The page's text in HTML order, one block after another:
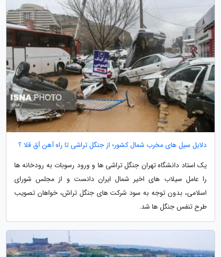
دلایل سیل های مخرب شمال کشور؛ از جنگل تراشی تا راه آهن آق قلا ؟
یک استاد دانشگاه تهران جنگل تراشی ها و ورود رسوبات به رودخانه ها
را عامل سیلاب های اخیر شمال ایران دانست و از مجلس شورای
اسلامی، بدون توجه به سود شرکت های جنگل تراش، خواهان تصویب
طرح تنفس جنگل ها شد.